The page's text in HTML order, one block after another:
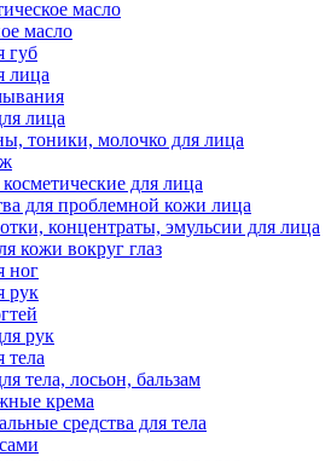
масло
масло
губ
лица
лица
тоники, молочко для лица
для лица
для проблемной кожи лица
концентраты, эмульсии для лица
кожи вокруг глаз
ног
рук
рук
тела
тела, лосьон, бальзам
крема
средства для тела